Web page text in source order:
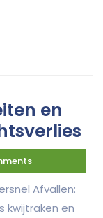
en
Afvallen:
kwijtraken en